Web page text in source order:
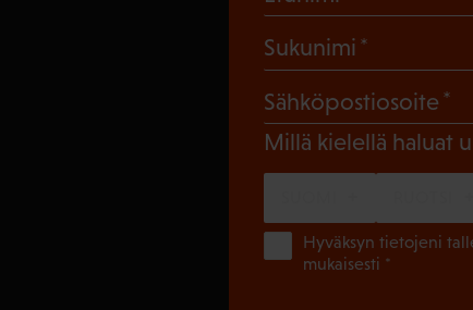
Sukunimi
Sähköpostiosoite
Millä kielellä haluat
Hyväksyn tietojeni
mukaisesti *